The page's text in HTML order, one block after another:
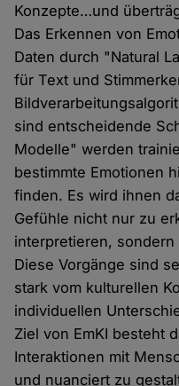
Konzepte…und
Das Erkennen von
Daten durch "Natural
für Text und
sind entscheidende
Modelle" werden
bestimmte Emotionen
finden. Es wird ihnen
Gefühle nicht nur zu
interpretieren,
Diese Vorgänge sind
stark vom kulturellen
individuellen
Ziel von EmKI besteht
Interaktionen mit
und nuanciert zu